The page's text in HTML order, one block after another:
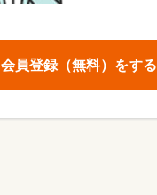
会員登録（無料）をする